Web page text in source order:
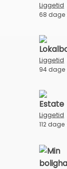
Liggetid
68 dage
Liggetid
94 dage
Liggetid
112 dage